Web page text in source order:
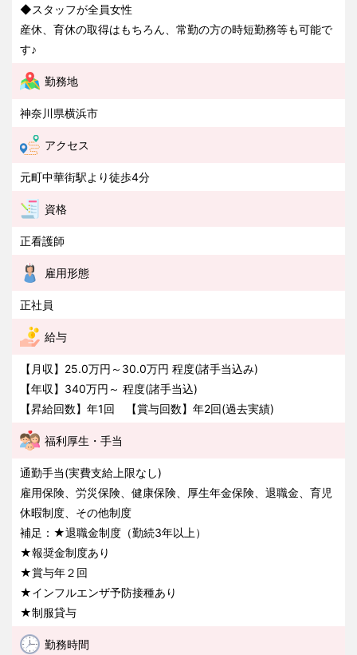
◆スタッフが全員女性
産休、育休の取得はもちろん、常勤の方の時短勤務等も可能で
す♪
勤務地
神奈川県横浜市
アクセス
元町中華街駅より徒歩4分
資格
正看護師
雇用形態
正社員
給与
【月収】25.0万円～30.0万円 程度(諸手当込み)
【年収】340万円～ 程度(諸手当込)
【昇給回数】年1回 【賞与回数】年2回(過去実績)
福利厚生・手当
通勤手当(実費支給上限なし)
雇用保険、労災保険、健康保険、厚生年金保険、退職金、育児
休暇制度、その他制度
補足：★退職金制度（勤続3年以上）
★報奨金制度あり
★賞与年２回
★インフルエンザ予防接種あり
★制服貸与
勤務時間